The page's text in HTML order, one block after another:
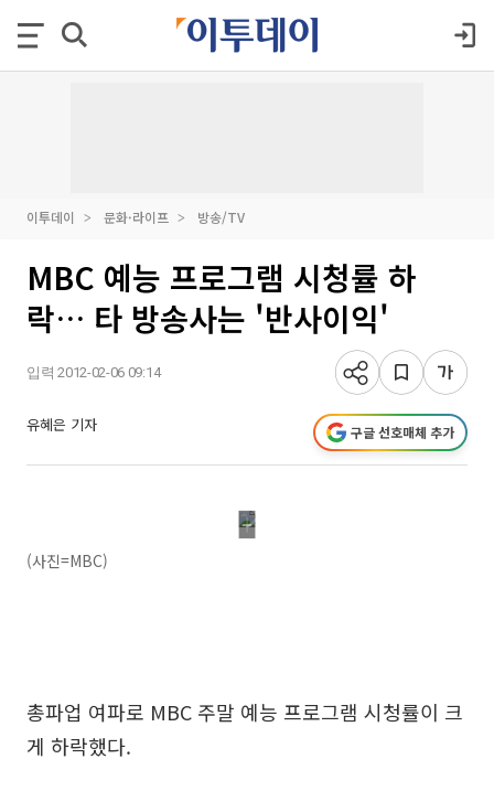
이투데이 문화·라이프 방송/TV
MBC 예능 프로그램 시청률 하
락… 타 방송사는 '반사이익'
입력 2012-02-06 09:14
유혜은 기자 구글 선호매체 추가
(사진=MBC)
총파업 여파로 MBC 주말 예능 프로그램 시청률이 크
게 하락했다.